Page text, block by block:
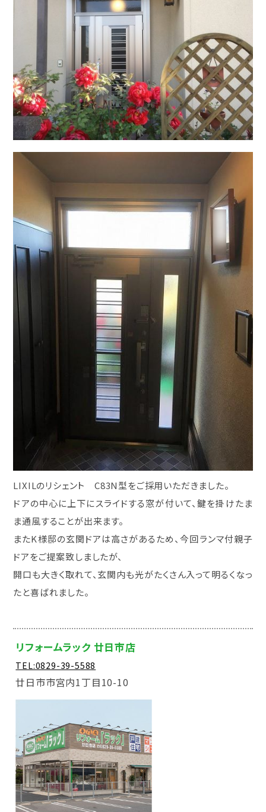
LIXILのリシェント C83N型をご採用いただきました。
ドアの中心に上下にスライドする窓が付いて、鍵を掛けたま
ま通風することが出来ます。
またK様邸の玄関ドアは高さがあるため、今回ランマ付親子
ドアをご提案致しましたが、
開口も大きく取れて、玄関内も光がたくさん入って明るくなっ
たと喜ばれました。
リフォームラック 廿日市店
TEL:0829-39-5588
廿日市市宮内1丁目10-10